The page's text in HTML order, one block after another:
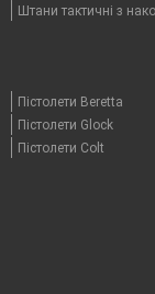
Штани тактичні з
Пістолети Beretta
Пістолети Glock
Пістолети Colt